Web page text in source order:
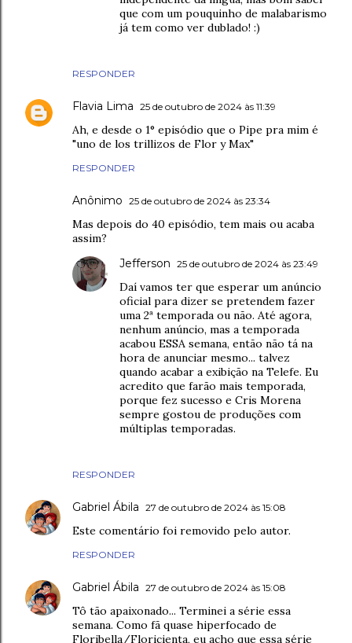
RESPONDER
que com um pouquinho de malabarismo
já tem como ver dublado! :)
Flavia Lima 25 de outubro de 2024 às 11:39
Ah, e desde o 1° episódio que o Pipe pra mim é
"uno de los trillizos de Flor y Max"
RESPONDER
Anônimo 25 de outubro de 2024 às 23:34
Mas depois do 40 episódio, tem mais ou acaba
assim?
RESPONDER
Jefferson 25 de outubro de 2024 às 23:49
Daí vamos ter que esperar um anúncio
oficial para dizer se pretendem fazer
uma 2ª temporada ou não. Até agora,
nenhum anúncio, mas a temporada
acabou ESSA semana, então não tá na
hora de anunciar mesmo... talvez
quando acabar a exibição na Telefe. Eu
acredito que farão mais temporada,
porque fez sucesso e Cris Morena
sempre gostou de produções com
múltiplas temporadas.
Gabriel Ábila 27 de outubro de 2024 às 15:08
Este comentário foi removido pelo autor.
RESPONDER
Gabriel Ábila 27 de outubro de 2024 às 15:08
Tô tão apaixonado... Terminei a série essa
semana. Como fã quase hiperfocado de
Floribella/Floricienta, eu acho que essa série